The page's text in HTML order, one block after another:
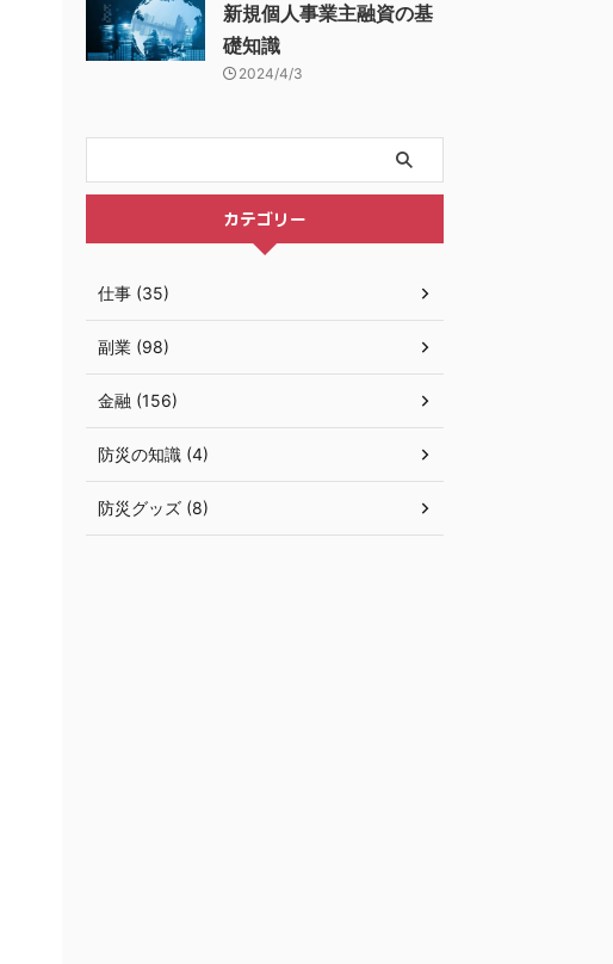
新規個人事業主融資の基
礎知識
2024/4/3
カテゴリー
仕事 (35)
副業 (98)
金融 (156)
防災の知識 (4)
防災グッズ (8)